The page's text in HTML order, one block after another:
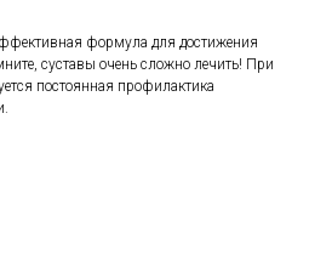
формула для достижения
суставы очень сложно лечить! При
постоянная профилактика